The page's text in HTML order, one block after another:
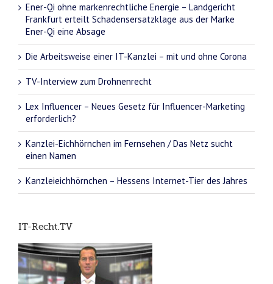
Ener-Qi ohne markenrechtliche Energie – Landgericht
Frankfurt erteilt Schadensersatzklage aus der Marke
Ener-Qi eine Absage
Die Arbeitsweise einer IT-Kanzlei – mit und ohne Corona
TV-Interview zum Drohnenrecht
Lex Influencer – Neues Gesetz für Influencer-Marketing
erforderlich?
Kanzlei-Eichhörnchen im Fernsehen / Das Netz sucht
einen Namen
Kanzleieichhörnchen – Hessens Internet-Tier des Jahres
IT-Recht.TV